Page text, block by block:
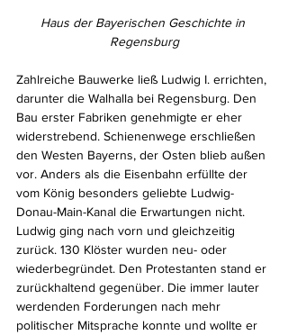
Haus der Bayerischen Geschichte in
Regensburg
Zahlreiche Bauwerke ließ Ludwig I. errichten,
darunter die Walhalla bei Regensburg. Den
Bau erster Fabriken genehmigte er eher
widerstrebend. Schienenwege erschließen
den Westen Bayerns, der Osten blieb außen
vor. Anders als die Eisenbahn erfüllte der
vom König besonders geliebte Ludwig-
Donau-Main-Kanal die Erwartungen nicht.
Ludwig ging nach vorn und gleichzeitig
zurück. 130 Klöster wurden neu- oder
wiederbegründet. Den Protestanten stand er
zurückhaltend gegenüber. Die immer lauter
werdenden Forderungen nach mehr
politischer Mitsprache konnte und wollte er